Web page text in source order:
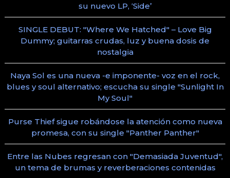
su nuevo LP, ‘Side’
SINGLE DEBUT: "Where We Hatched" – Love Big
Dummy; guitarras crudas, luz y buena dosis de
nostalgia
Naya Sol es una nueva -e imponente- voz en el rock,
blues y soul alternativo; escucha su single "Sunlight In
My Soul"
Purse Thief sigue robándose la atención como nueva
promesa, con su single "Panther Panther"
Entre las Nubes regresan con "Demasiada Juventud",
un tema de brumas y reverberaciones contenidas